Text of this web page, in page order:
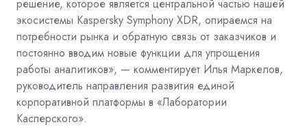
решение, которое является центральной частью нашей
экосистемы Kaspersky Symphony XDR, опираемся на
потребности рынка и обратную связь от заказчиков и
постоянно вводим новые функции для упрощения
работы аналитиков», — комментирует Илья Маркелов,
руководитель направления развития единой
корпоративной платформы в «Лаборатории
Касперского».